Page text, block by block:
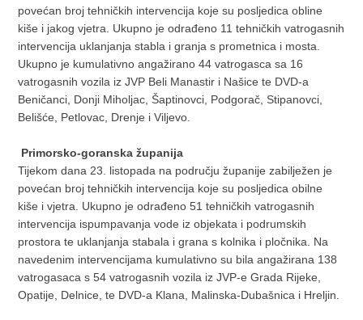
povećan broj tehničkih intervencija koje su posljedica obline
kiše i jakog vjetra. Ukupno je odrađeno 11 tehničkih vatrogasnih
intervencija uklanjanja stabla i granja s prometnica i mosta.
Ukupno je kumulativno angažirano 44 vatrogasca sa 16
vatrogasnih vozila iz JVP Beli Manastir i Našice te DVD-a
Beničanci, Donji Miholjac, Šaptinovci, Podgorač, Stipanovci,
Belišće, Petlovac, Drenje i Viljevo.
Primorsko-goranska županija
Tijekom dana 23. listopada na području županije zabilježen je
povećan broj tehničkih intervencija koje su posljedica obilne
kiše i vjetra. Ukupno je odrađeno 51 tehničkih vatrogasnih
intervencija ispumpavanja vode iz objekata i podrumskih
prostora te uklanjanja stabala i grana s kolnika i pločnika. Na
navedenim intervencijama kumulativno su bila angažirana 138
vatrogasaca s 54 vatrogasnih vozila iz JVP-e Grada Rijeke,
Opatije, Delnice, te DVD-a Klana, Malinska-Dubašnica i Hreljin.